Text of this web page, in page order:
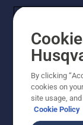
By clicking
cookies on
site usage,
Cookie Policy